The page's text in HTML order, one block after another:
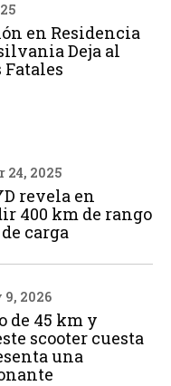
en Residencia
Deja al
24, 2025
revela en
400 km de rango
carga
2026
de 45 km y
scooter cuesta
una